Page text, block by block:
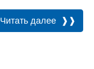
Читать далее